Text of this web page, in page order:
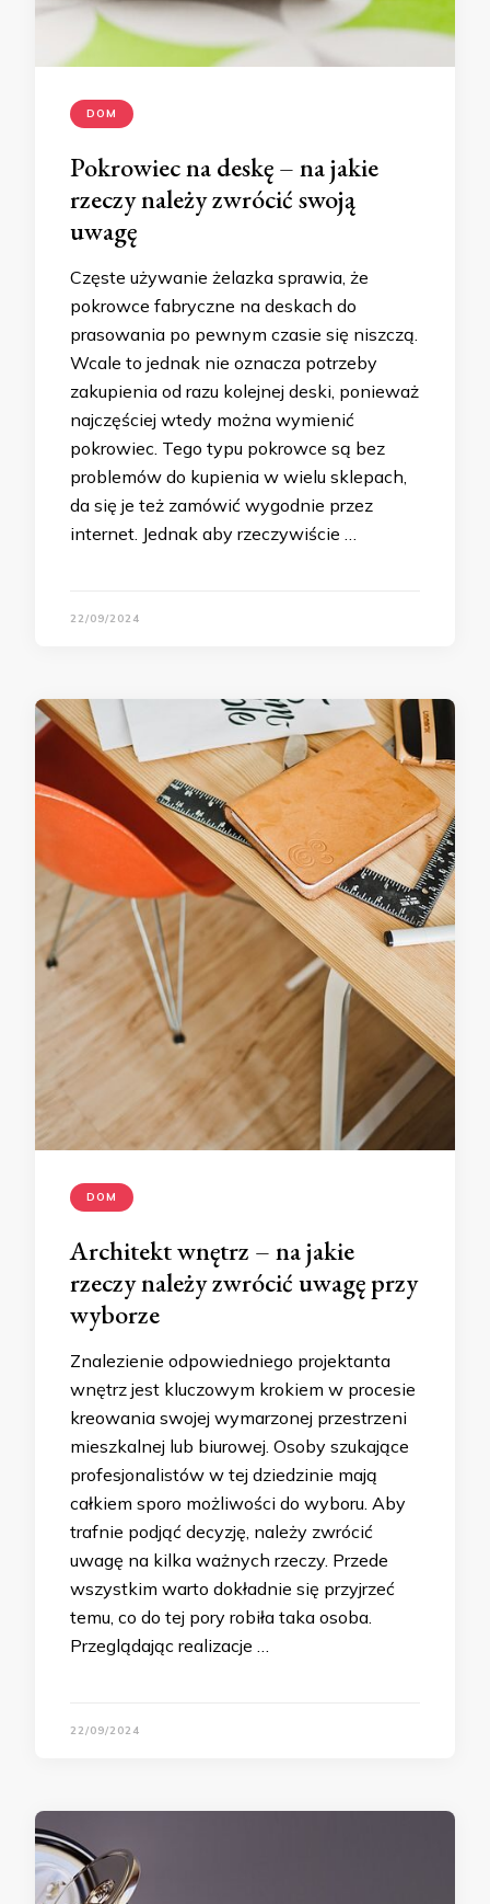
DOM
Pokrowiec na deskę – na jakie
rzeczy należy zwrócić swoją
uwagę
Częste używanie żelazka sprawia, że
pokrowce fabryczne na deskach do
prasowania po pewnym czasie się niszczą.
Wcale to jednak nie oznacza potrzeby
zakupienia od razu kolejnej deski, ponieważ
najczęściej wtedy można wymienić
pokrowiec. Tego typu pokrowce są bez
problemów do kupienia w wielu sklepach,
da się je też zamówić wygodnie przez
internet. Jednak aby rzeczywiście …
22/09/2024
DOM
Architekt wnętrz – na jakie
rzeczy należy zwrócić uwagę przy
wyborze
Znalezienie odpowiedniego projektanta
wnętrz jest kluczowym krokiem w procesie
kreowania swojej wymarzonej przestrzeni
mieszkalnej lub biurowej. Osoby szukające
profesjonalistów w tej dziedzinie mają
całkiem sporo możliwości do wyboru. Aby
trafnie podjąć decyzję, należy zwrócić
uwagę na kilka ważnych rzeczy. Przede
wszystkim warto dokładnie się przyjrzeć
temu, co do tej pory robiła taka osoba.
Przeglądając realizacje …
22/09/2024